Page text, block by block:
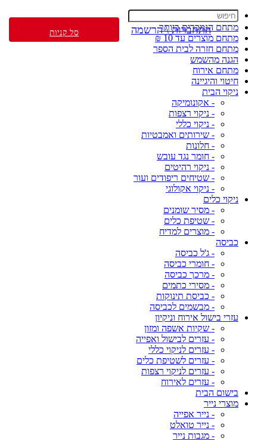
מתחם הנמכרים ביותר
מתחם מוצרים עד 10 ₪
מתחם חזרה לבית הספר
הגנה מהשמש
מתחם אירוח
חיטוי והיגיינה
ניקוי הבית
- אקונומיקה
- ניקוי רצפות
- ניקוי כללי
- שירותים ואמבטיות
- חלונות
- חומר נגד עובש
- ניקוי רהיטים
- שטיחים ריפודים ועור
- ניקוי אקולוגי
ניקוי כלים
- מסיר שומנים
- שטיפת כלים
- מוצרים למדיח
כביסה
- ג'ל כביסה
- חומרי כביסה
- מרכך כביסה
- מסירי כתמים
- כביסת תינוקות
- מבשמים לכביסה
עזרי בישול אירוח וניקיון
- שקיות אשפה ומזון
- עזרים לבישול ואפייה
- עזרים לניקוי כללי
- עזרים לשטיפת כלים
- עזרים לניקוי רצפות
- עזרים לאירוח
בישום הבית
מוצרי נייר
- נייר אפייה
- נייר טואלט
- מגבות נייר
התחברות \ הרשמה סל קניות